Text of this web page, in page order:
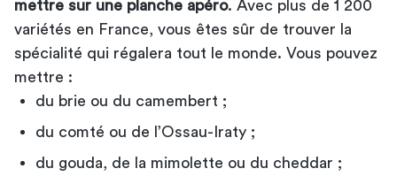
mettre sur une planche apéro. Avec plus de 1 200
variétés en France, vous êtes sûr de trouver la
spécialité qui régalera tout le monde. Vous pouvez
mettre :
du brie ou du camembert ;
du comté ou de l’Ossau-Iraty ;
du gouda, de la mimolette ou du cheddar ;